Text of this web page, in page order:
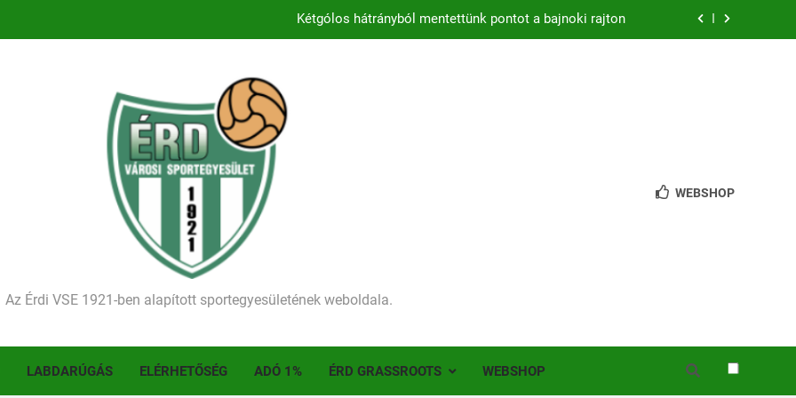
Kétgólos hátrányból mentettünk pontot a bajnoki rajton
Történelmet írt az I. Érdi Football Fesztivál – több mint 200 játékos lépett pályára Érden
Ellenfelünk visszalépése miatt játék nélkül jutottunk tovább a MOL Magyar Kupában
Kezdődik a 2026–2027-es szezon – hazai pályán rajtol az Érdi VSE!
Történelmet írt az I. Érdi Football Fesztivál – több mint 200 játékos lépett pályára Érden
Az Érdi VSE 1921-ben alapított sportegyesületének weboldala.
WEBSHOP
LABDARÚGÁS ELÉRHETŐSÉG ADÓ 1% ÉRD GRASSROOTS WEBSHOP